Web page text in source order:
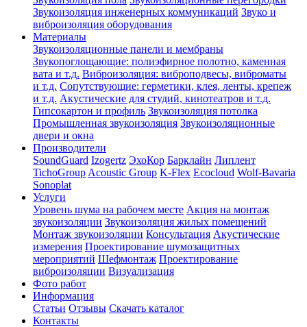
Звукоизоляция инженерных коммуникаций Звуко и
виброизоляция оборудования
Материалы
Звукоизоляционные панели и мембраны
Звукопоглощающие: полиэфирное полотно, каменная
вата и т.д. Виброизоляция: виброподвесы, виброматы
и т.д. Сопутствующие: герметики, клея, ленты, крепеж
и т.д. Акустические для студий, кинотеатров и т.д.
Гипсокартон и профиль Звукоизоляция потолка
Промышленная звукоизоляция Звукоизоляционные
двери и окна
Производители
SoundGuard Izogertz ЭхоКор Барклайн Липлент
TichoGroup Acoustic Group K-Flex Ecocloud Wolf-Bavaria
Sonoplat
Услуги
Уровень шума на рабочем месте Акция на монтаж
звукоизоляции Звукоизоляция жилых помещений
Монтаж звукоизоляции Консультация Акустические
измерения Проектирование шумозащитных
мероприятий Шефмонтаж Проектирование
виброизоляции Визуализация
Фото работ
Информация
Статьи Отзывы Скачать каталог
Контакты